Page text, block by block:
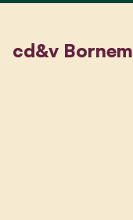
cd&v Bornem